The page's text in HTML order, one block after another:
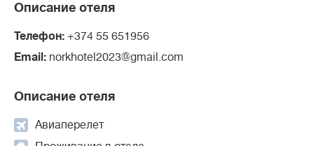
Описание отеля
Телефон: +374 55 651956
Email: norkhotel2023@gmail.com
Описание отеля
Авиаперелет